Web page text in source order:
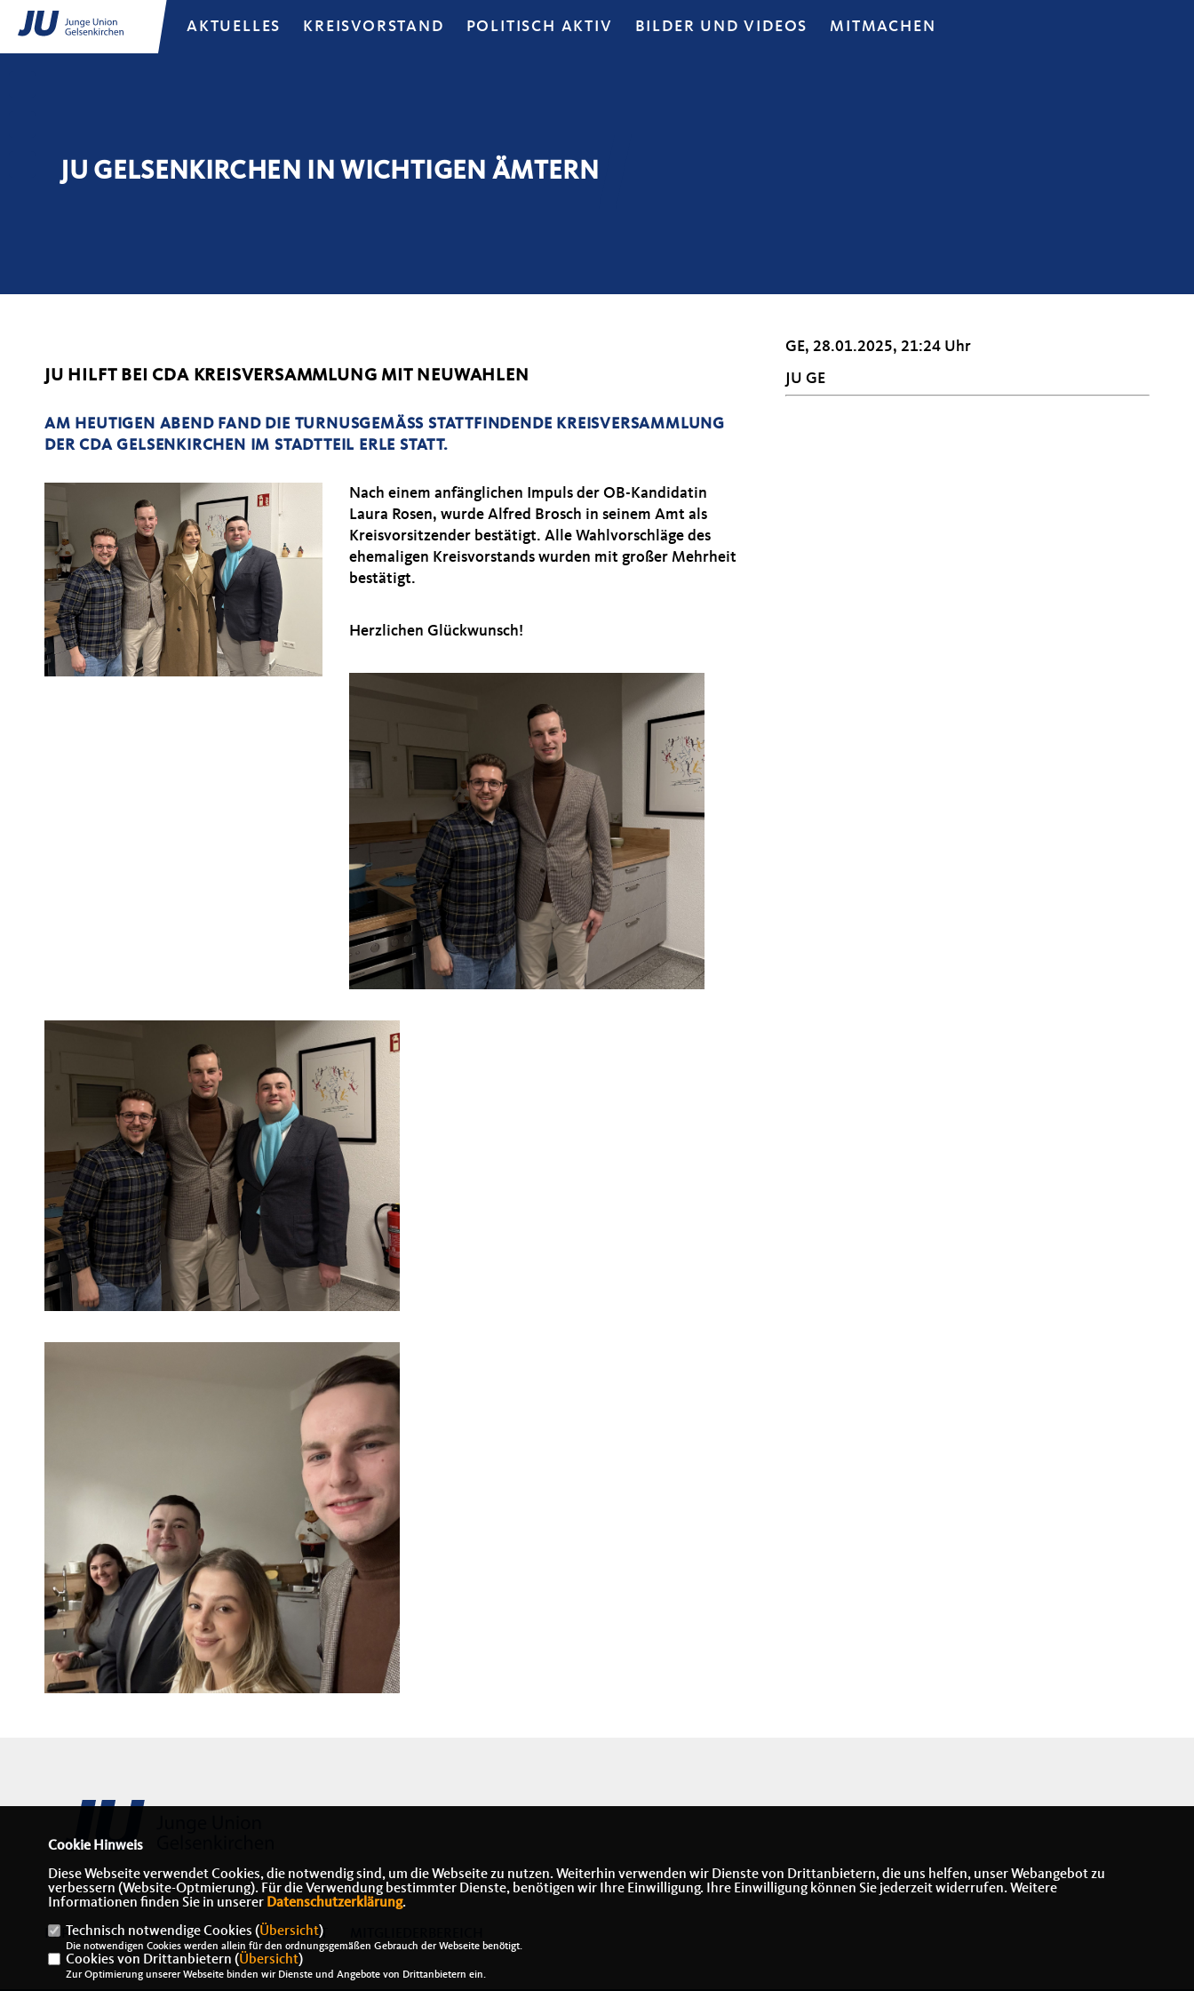
AKTUELLES KREISVORSTAND POLITISCH AKTIV BILDER UND VIDEOS MITMACHEN
JU GELSENKIRCHEN IN WICHTIGEN ÄMTERN
JU HILFT BEI CDA KREISVERSAMMLUNG MIT NEUWAHLEN
AM HEUTIGEN ABEND FAND DIE TURNUSGEMÄSS STATTFINDENDE KREISVERSAMMLUNG D
ER CDA GELSENKIRCHEN IM STADTTEIL ERLE STATT.
Nach einem anfänglichen Impuls der OB-Kandidatin
Laura Rosen, wurde Alfred Brosch in seinem Amt als
Kreisvorsitzender bestätigt. Alle Wahlvorschläge des
ehemaligen Kreisvorstands wurden mit großer Mehrheit
bestätigt.
Herzlichen Glückwunsch!
GE, 28.01.2025, 21:24 Uhr
JU GE
IMPRESSUM DATENSCHUTZ KONTAKT
Cookie Hinweis
Diese Webseite verwendet Cookies, die notwendig sind, um die Webseite zu nutzen. Weiterhin verwenden wir Dienste von Drittanbietern, die uns helfen, unser Webangebot zu
verbessern (Website-Optmierung). Für die Verwendung bestimmter Dienste, benötigen wir Ihre Einwilligung. Ihre Einwilligung können Sie jederzeit widerrufen. Weitere
Informationen finden Sie in unserer Datenschutzerklärung.
Technisch notwendige Cookies (Übersicht)
Die notwendigen Cookies werden allein für den ordnungsgemäßen Gebrauch der Webseite benötigt.
Cookies von Drittanbietern (Übersicht)
Zur Optimierung unserer Webseite binden wir Dienste und Angebote von Drittanbietern ein.